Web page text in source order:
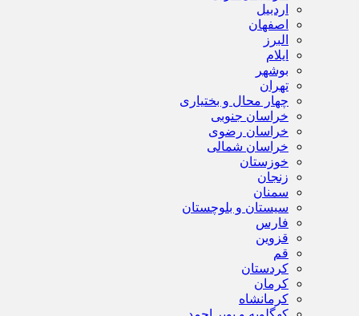
اردبیل
اصفهان
البرز
ایلام
بوشهر
تهران
چهار محال و بختیاری
خراسان جنوبی
خراسان رضوی
خراسان شمالی
خوزستان
زنجان
سمنان
سیستان و بلوچستان
فارس
قزوین
قم
کردستان
کرمان
کرمانشاه